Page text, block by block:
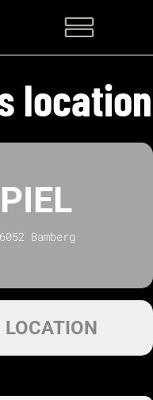
location
Bamberg